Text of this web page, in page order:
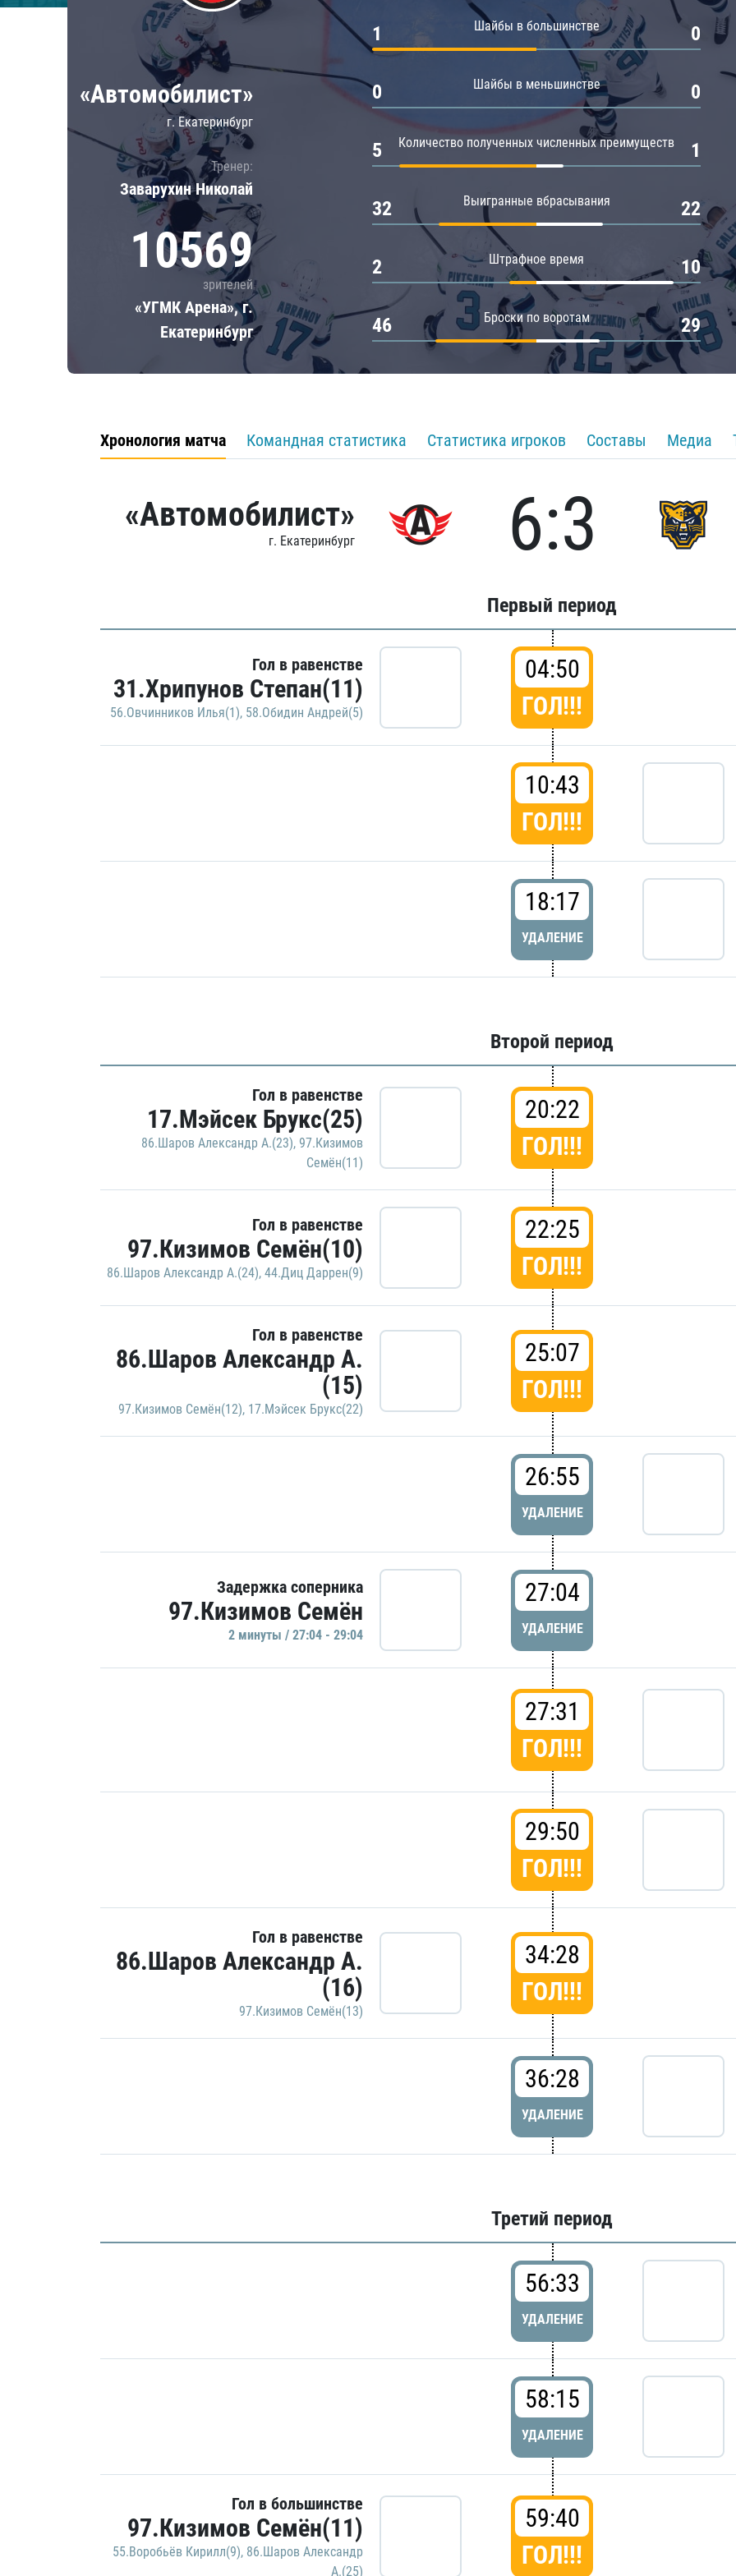
Локомотив
ЦСКА
Шанхайские Драконы
«Автомобилист»
г. Екатеринбург
Тренер:
Заварухин Николай
10569
зрителей
«УГМК Арена», г.
Екатеринбург
Шайбы в большинстве
1 0
Шайбы в меньшинстве
0 0
Количество полученных численных преимуществ
5 1
Выигранные вбрасывания
32 22
Штрафное время
2 10
Броски по воротам
46 29
Хронология матча Командная статистика Статистика игроков Составы Медиа
«Автомобилист»
г. Екатеринбург 6:3
Первый период
Гол в равенстве
31.Хрипунов Степан(11)
56.Овчинников Илья(1), 58.Обидин Андрей(5)
04:50
ГОЛ!!!
10:43
ГОЛ!!!
18:17
УДАЛЕНИЕ
Второй период
Гол в равенстве
17.Мэйсек Брукс(25)
86.Шаров Александр А.(23), 97.Кизимов
Семён(11)
20:22
ГОЛ!!!
Гол в равенстве
97.Кизимов Семён(10)
86.Шаров Александр А.(24), 44.Диц Даррен(9)
22:25
ГОЛ!!!
Гол в равенстве
86.Шаров Александр А.
(15)
97.Кизимов Семён(12), 17.Мэйсек Брукс(22)
25:07
ГОЛ!!!
26:55
УДАЛЕНИЕ
Задержка соперника
97.Кизимов Семён
2 минуты / 27:04 - 29:04
27:04
УДАЛЕНИЕ
27:31
ГОЛ!!!
29:50
ГОЛ!!!
Гол в равенстве
86.Шаров Александр А.
(16)
97.Кизимов Семён(13)
34:28
ГОЛ!!!
36:28
УДАЛЕНИЕ
Третий период
56:33
УДАЛЕНИЕ
58:15
УДАЛЕНИЕ
Гол в большинстве
97.Кизимов Семён(11)
55.Воробьёв Кирилл(9), 86.Шаров Александр
А.(25)
59:40
ГОЛ!!!